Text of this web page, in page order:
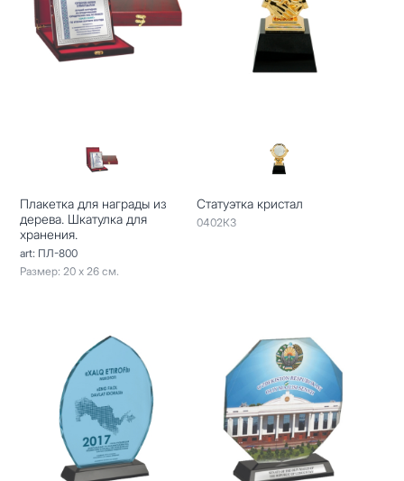
Плакетка для награды из
дерева. Шкатулка для
хранения.
art: ПЛ-800
Размер: 20 х 26 см.
Статуэтка кристал
0402КЗ